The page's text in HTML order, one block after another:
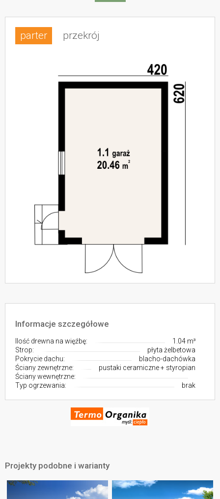
parter przekrój
Informacje szczegółowe
Ilość drewna na więźbę:
1.04 m³
Strop:
płyta żelbetowa
Pokrycie dachu:
blacho-dachówka
Ściany zewnętrzne:
pustaki ceramiczne + styropian
Ściany wewnętrzne:
Typ ogrzewania:
brak
Projekty podobne i warianty